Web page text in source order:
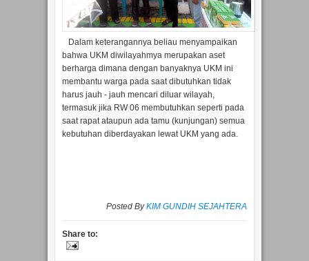
Dalam keterangannya beliau menyampaikan
bahwa UKM diwilayahmya merupakan aset
berharga dimana dengan banyaknya UKM ini
membantu warga pada saat dibutuhkan tidak
harus jauh - jauh mencari diluar wilayah,
termasuk jika RW 06 membutuhkan seperti pada
saat rapat ataupun ada tamu (kunjungan) semua
kebutuhan diberdayakan lewat UKM yang ada.
Posted ByKIM GUNDIH SEJAHTERA
Share to: